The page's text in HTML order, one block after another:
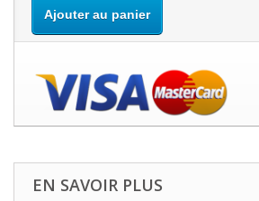
Ajouter au panier
EN SAVOIR PLUS